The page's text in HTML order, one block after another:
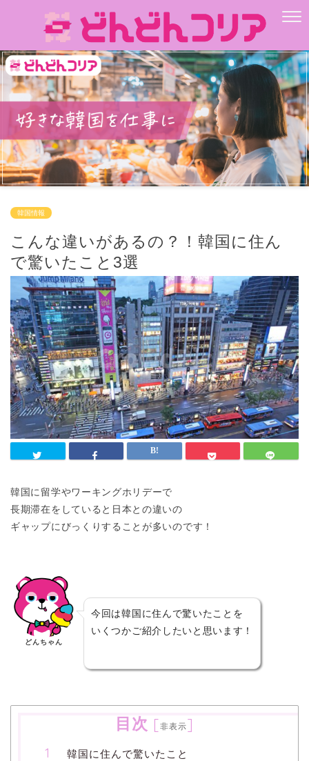
韓国情報
こんな違いがあるの？！韓国に住ん
で驚いたこと3選
韓国に留学やワーキングホリデーで
長期滞在をしていると日本との違いの
ギャップにびっくりすることが多いのです！
どんちゃん
今回は韓国に住んで驚いたことを
いくつかご紹介したいと思います！
目次 [非表示]
韓国に住んで驚いたこと